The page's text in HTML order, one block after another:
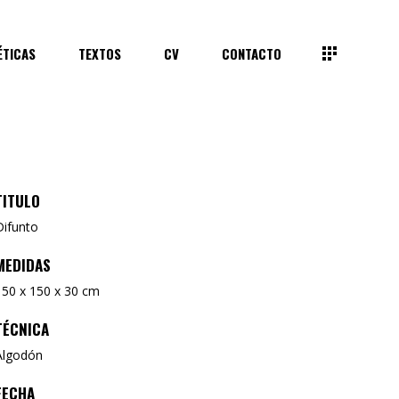
TEXTOS CV CONTACTO
x 150 x 30 cm